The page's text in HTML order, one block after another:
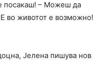
посакаш! – Можеш да
во животот е возможно!
Јелена пишува нов